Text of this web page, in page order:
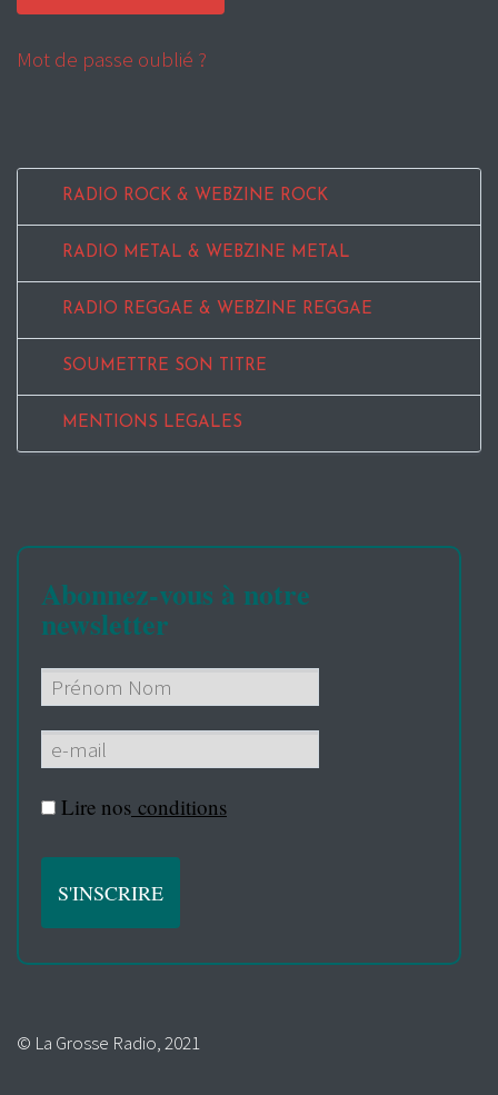
Mot de passe oublié ?
RADIO ROCK & WEBZINE ROCK
RADIO METAL & WEBZINE METAL
RADIO REGGAE & WEBZINE REGGAE
SOUMETTRE SON TITRE
MENTIONS LEGALES
Abonnez-vous à notre
newsletter
Lire nos conditions
© La Grosse Radio, 2021